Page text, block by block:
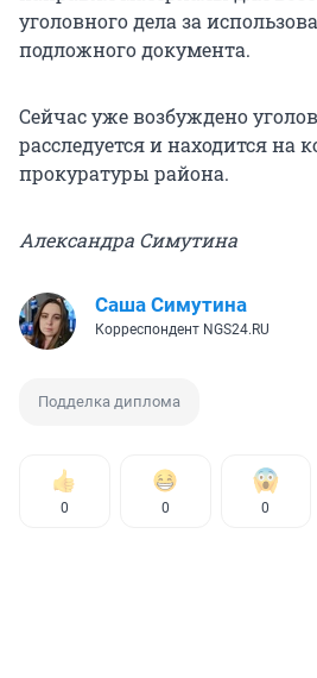
уголовного дела за
подложного документа.
Сейчас уже возбуждено
расследуется и находится на
прокуратуры района.
Александра Симутина
Саша Симутина
Корреспондент NGS24.RU
Подделка диплома
0 0 0